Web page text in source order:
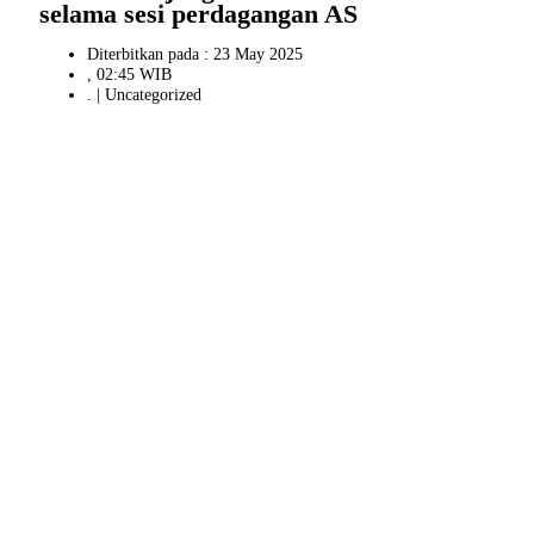
selama sesi perdagangan AS
Diterbitkan pada : 23 May 2025
, 02:45 WIB
. | Uncategorized